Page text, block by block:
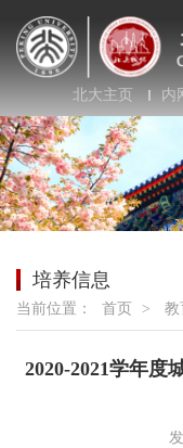
北大主页 内
培养信息
当前位置： 首页 > 教
2020-2021学年度